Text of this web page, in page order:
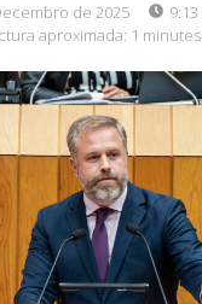
de 2025
aproximada: 1 minutes